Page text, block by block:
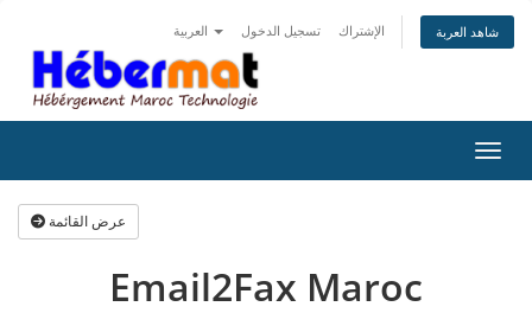
تسجيل الدخول الإشتراك شاهد العربة
عرض القائمة
Email2Fax Maroc